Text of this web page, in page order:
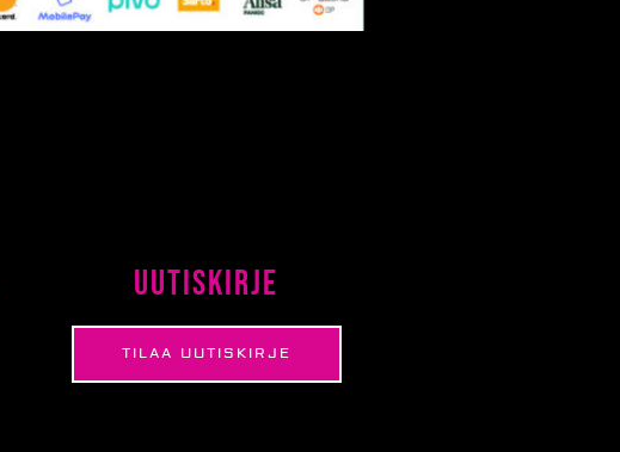
Uutiskirje
TILAA UUTISKIRJE